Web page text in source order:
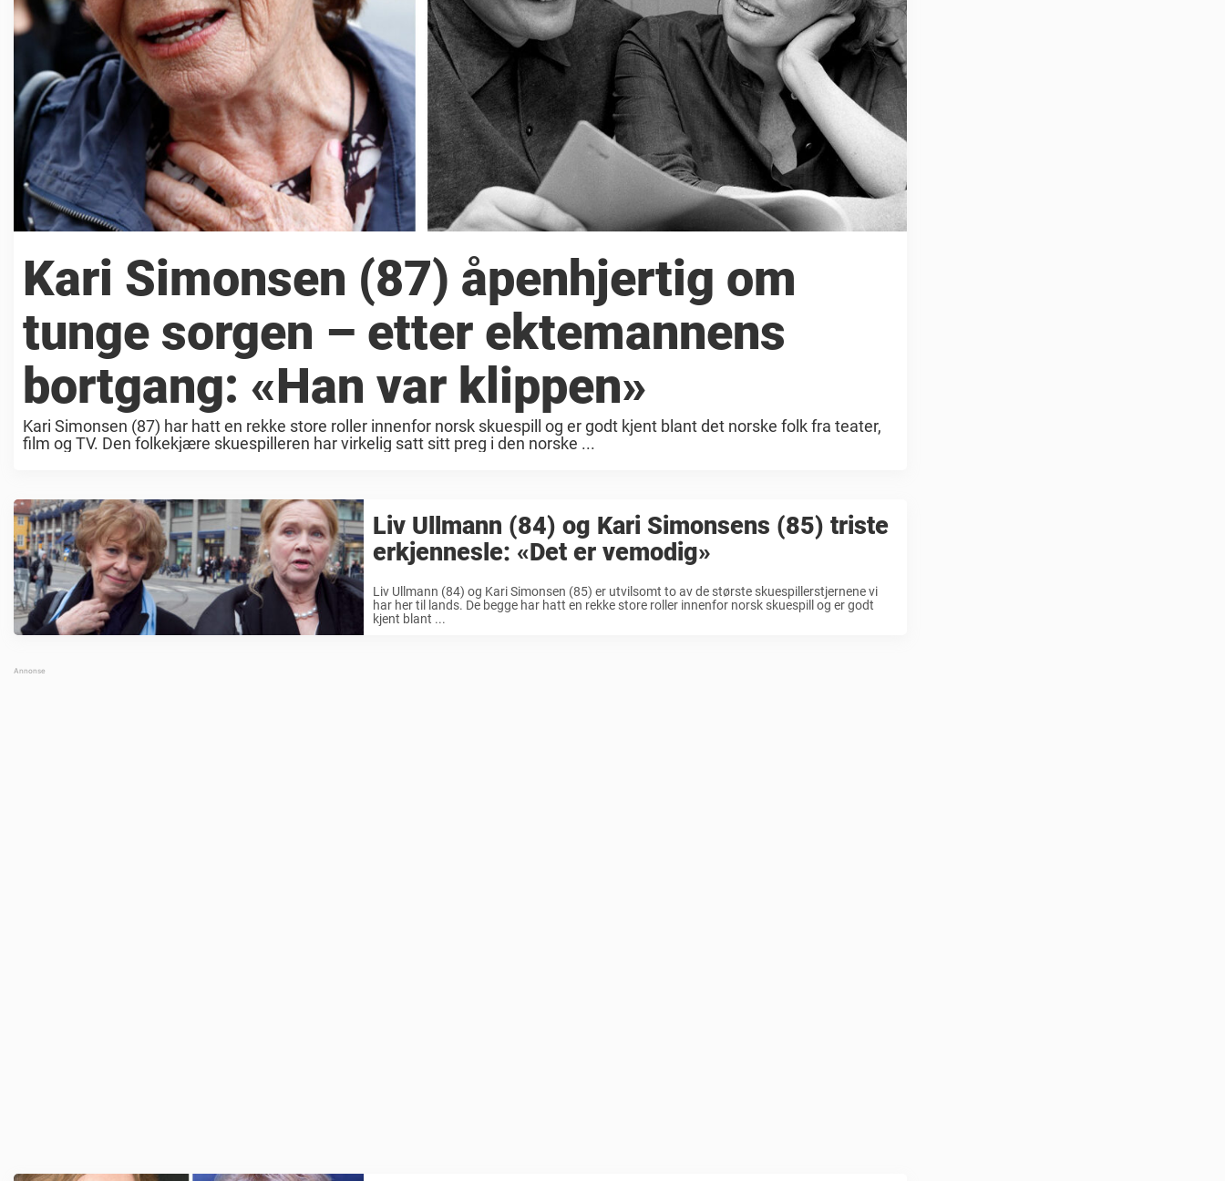
Kari Simonsen (87) åpenhjertig om
tunge sorgen – etter ektemannens
bortgang: «Han var klippen»
Kari Simonsen (87) har hatt en rekke store roller innenfor norsk skuespill og er godt kjent blant det norske folk fra teater,
film og TV. Den folkekjære skuespilleren har virkelig satt sitt preg i den norske ...
Liv Ullmann (84) og Kari Simonsens (85) triste
erkjennesle: «Det er vemodig»
Liv Ullmann (84) og Kari Simonsen (85) er utvilsomt to av de største skuespillerstjernene vi
har her til lands. De begge har hatt en rekke store roller innenfor norsk skuespill og er godt
kjent blant ...